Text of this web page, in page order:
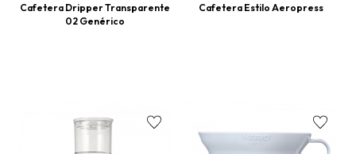
Cafetera Dripper Transparente
02 Genérico
Cafetera Estilo Aeropress